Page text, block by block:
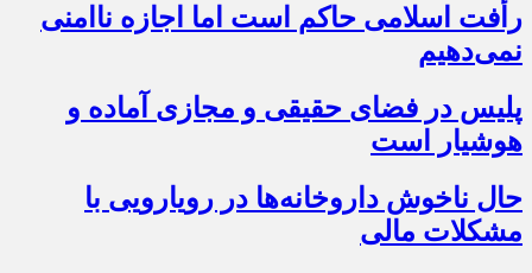
رأفت اسلامی حاکم است اما اجازه ناامنی
نمی‌دهیم
پلیس در فضای حقیقی و مجازی آماده و
هوشیار است
حال ناخوش داروخانه‌ها در رویارویی با
مشکلات مالی